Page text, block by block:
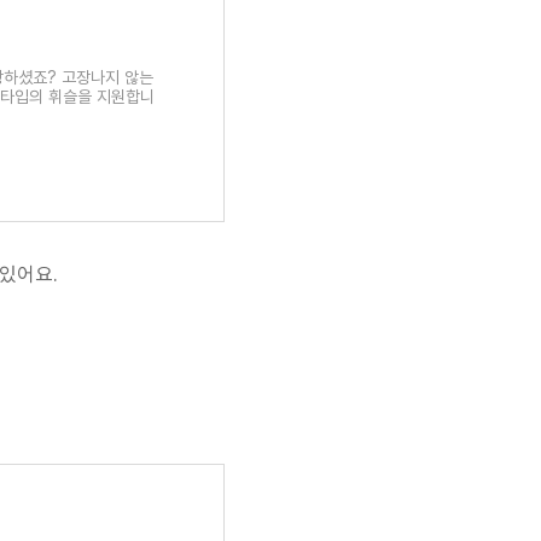
셨죠? 고장나지 않는
입의 휘슬을 지원합니
어요.